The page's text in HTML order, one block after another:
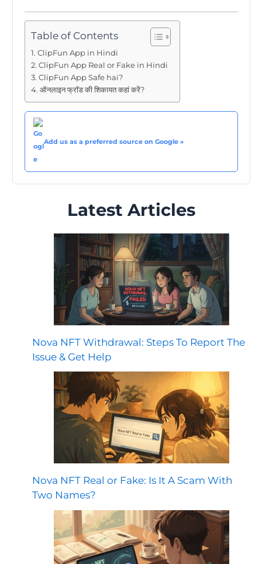
Table of Contents
ClipFun App in Hindi
ClipFun App Real or Fake in Hindi
ClipFun App Safe hai?
ऑनलाइन फ्रॉड की शिकायत कहां करें?
Add us as a preferred source on Google »
Latest Articles
Nova NFT Withdrawal: Steps To Report The
Issue & Get Help
Nova NFT Real or Fake: Is It A Scam With
Two Names?